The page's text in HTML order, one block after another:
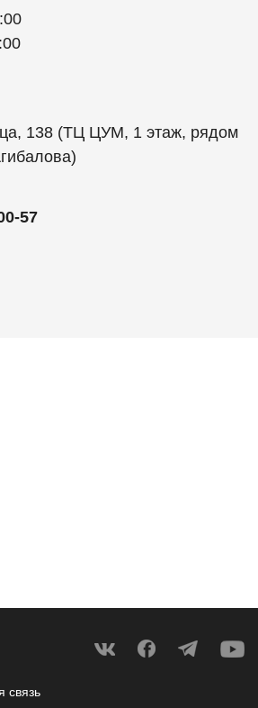
138 (ТЦ ЦУМ, 1 этаж, рядом
57
связь